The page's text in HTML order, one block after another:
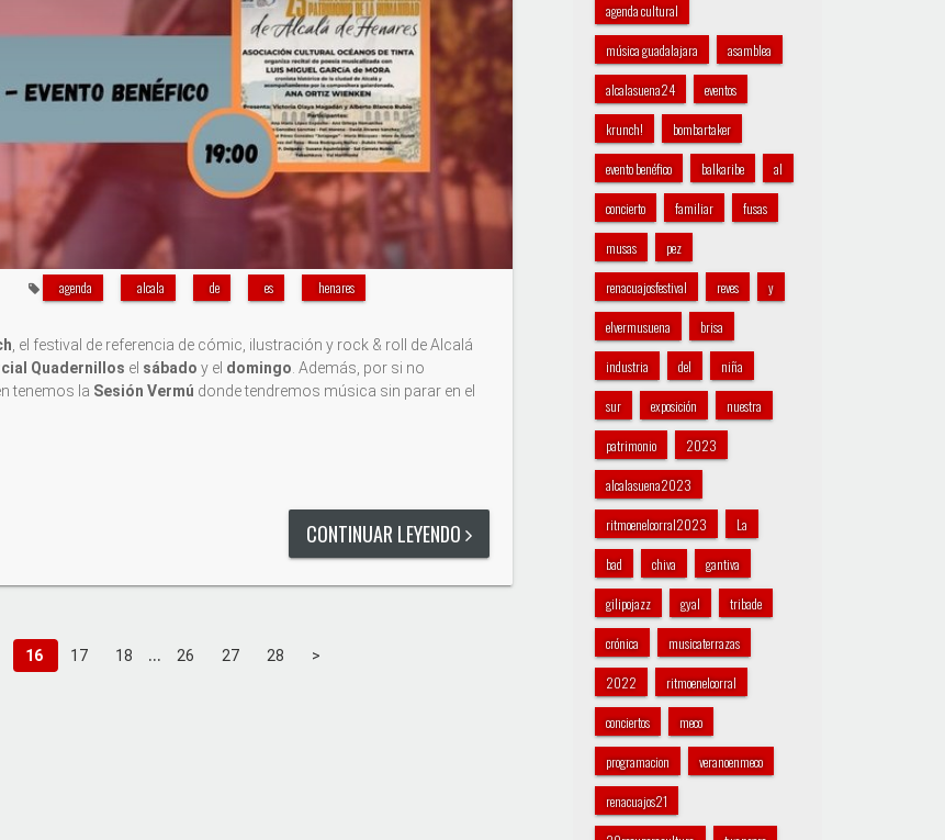
agenda alcala de es henares
, el festival de referencia de cómic, ilustración y rock & roll de Alcalá
Quadernillos el sábado y el domingo. Además, por si no
tenemos la Sesión Vermú donde tendremos música sin parar en el
CONTINUAR LEYENDO
16 17 18 ... 26 27 28 >
agenda cultural
música guadalajara asamblea
alcalasuena24 eventos
krunch! bombartaker
evento benéfico balkaribe al
concierto familiar fusas
musas pez
renacuajosfestival reves y
elvermusuena brisa
industria del niña
sur exposición nuestra
patrimonio 2023
alcalasuena2023
ritmoenelcorral2023 La
bad chiva gantiva
gilipojazz gyal tribade
crónica musicaterrazas
2022 ritmoenelcorral
conciertos meco
programacion veranoenmeco
renacuajos21